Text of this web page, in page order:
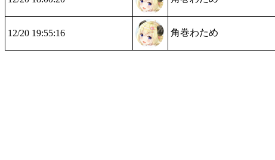
12/20 19:55:16 角巻わため